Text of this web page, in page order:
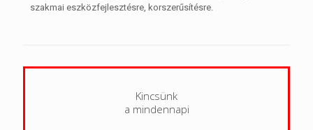
szakmai eszközfejlesztésre, korszerűsítésre.
Kincsünk
a mindennapi